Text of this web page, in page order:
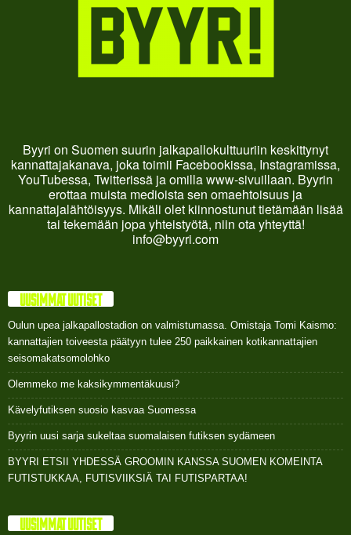
Byyri on Suomen suurin jalkapallokulttuuriin keskittynyt
kannattajakanava, joka toimii Facebookissa, Instagramissa,
YouTubessa, Twitterissä ja omilla www-sivuillaan. Byyrin
erottaa muista medioista sen omaehtoisuus ja
kannattajalähtöisyys. Mikäli olet kiinnostunut tietämään lisää
tai tekemään jopa yhteistyötä, niin ota yhteyttä!
info@byyri.com
UUSIMMAT UUTISET
Oulun upea jalkapallostadion on valmistumassa. Omistaja Tomi Kaismo:
kannattajien toiveesta päätyyn tulee 250 paikkainen kotikannattajien
seisomakatsomolohko
Olemmeko me kaksikymmentäkuusi?
Kävelyfutiksen suosio kasvaa Suomessa
Byyrin uusi sarja sukeltaa suomalaisen futiksen sydämeen
BYYRI ETSII YHDESSÄ GROOMIN KANSSA SUOMEN KOMEINTA
FUTISTUKKAA, FUTISVIIKSIÄ TAI FUTISPARTAA!
UUSIMMAT UUTISET